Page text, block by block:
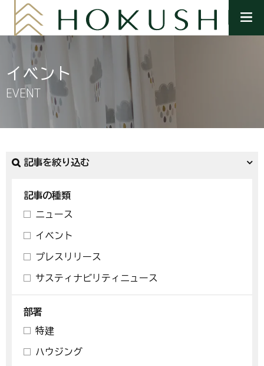
ニ
イベント
EVENT
記事を絞り込む
記事の種類
ニュース
イベント
プレスリリース
サスティナビリティニュース
部署
特建
ハウジング